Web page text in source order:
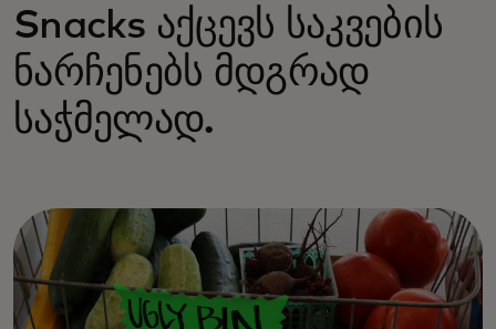
Snacks აქცევს საკვების
ნარჩენებს მდგრად
საჭმელად.